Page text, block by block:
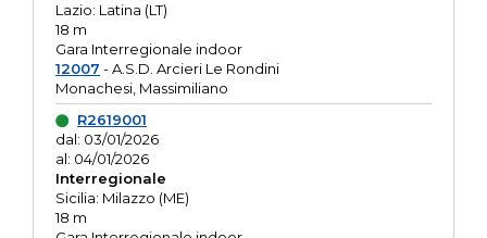
Lazio: Latina (LT)
18 m
Gara Interregionale indoor
12007 - A.S.D. Arcieri Le Rondini
Monachesi, Massimiliano
R2619001
dal: 03/01/2026
al: 04/01/2026
Interregionale
Sicilia: Milazzo (ME)
18 m